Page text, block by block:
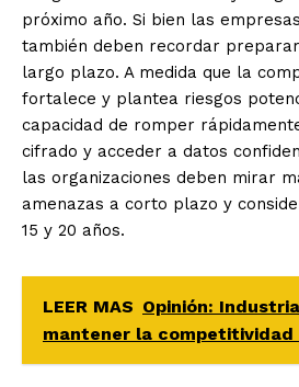
próximo año. Si bien las
también deben recordar
largo plazo. A medida que la
fortalece y plantea riesgos
capacidad de romper
cifrado y acceder a datos
las organizaciones deben mirar
amenazas a corto plazo y
15 y 20 años.
LEER MAS Opinión:
mantener la competitividad